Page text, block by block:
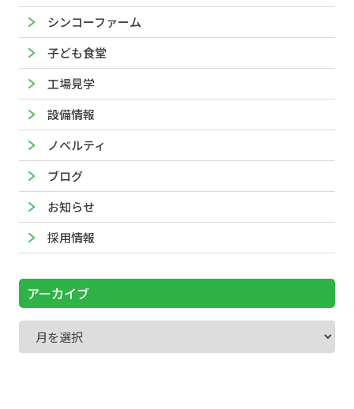
シンコーファーム
子ども食堂
工場見学
設備情報
ノベルティ
ブログ
お知らせ
採用情報
アーカイブ